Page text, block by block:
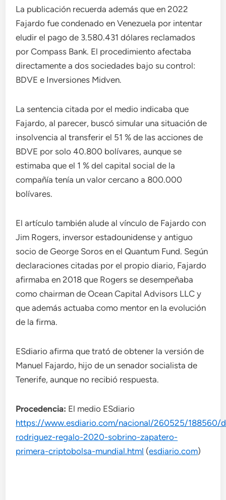
La publicación recuerda además que en 2022
Fajardo fue condenado en Venezuela por intentar
eludir el pago de 3.580.431 dólares reclamados
por Compass Bank. El procedimiento afectaba
directamente a dos sociedades bajo su control:
BDVE e Inversiones Midven.
La sentencia citada por el medio indicaba que
Fajardo, al parecer, buscó simular una situación de
insolvencia al transferir el 51 % de las acciones de
BDVE por solo 40.800 bolívares, aunque se
estimaba que el 1 % del capital social de la
compañía tenía un valor cercano a 800.000
bolívares.
El artículo también alude al vínculo de Fajardo con
Jim Rogers, inversor estadounidense y antiguo
socio de George Soros en el Quantum Fund. Según
declaraciones citadas por el propio diario, Fajardo
afirmaba en 2018 que Rogers se desempeñaba
como chairman de Ocean Capital Advisors LLC y
que además actuaba como mentor en la evolución
de la firma.
ESdiario afirma que trató de obtener la versión de
Manuel Fajardo, hijo de un senador socialista de
Tenerife, aunque no recibió respuesta.
Procedencia: El medio ESdiario
https://www.esdiario.com/nacional/260525/188560/
rodriguez-regalo-2020-sobrino-zapatero-
primera-criptobolsa-mundial.html (esdiario.com)